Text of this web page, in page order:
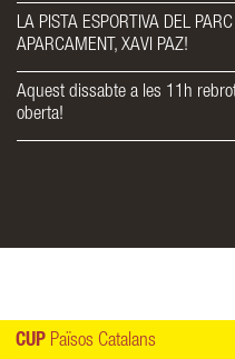
LA PISTA ESPORTIVA DEL
APARCAMENT, XAVI PAZ!
Aquest dissabte a les 11h
oberta!
CUP Països Catalans